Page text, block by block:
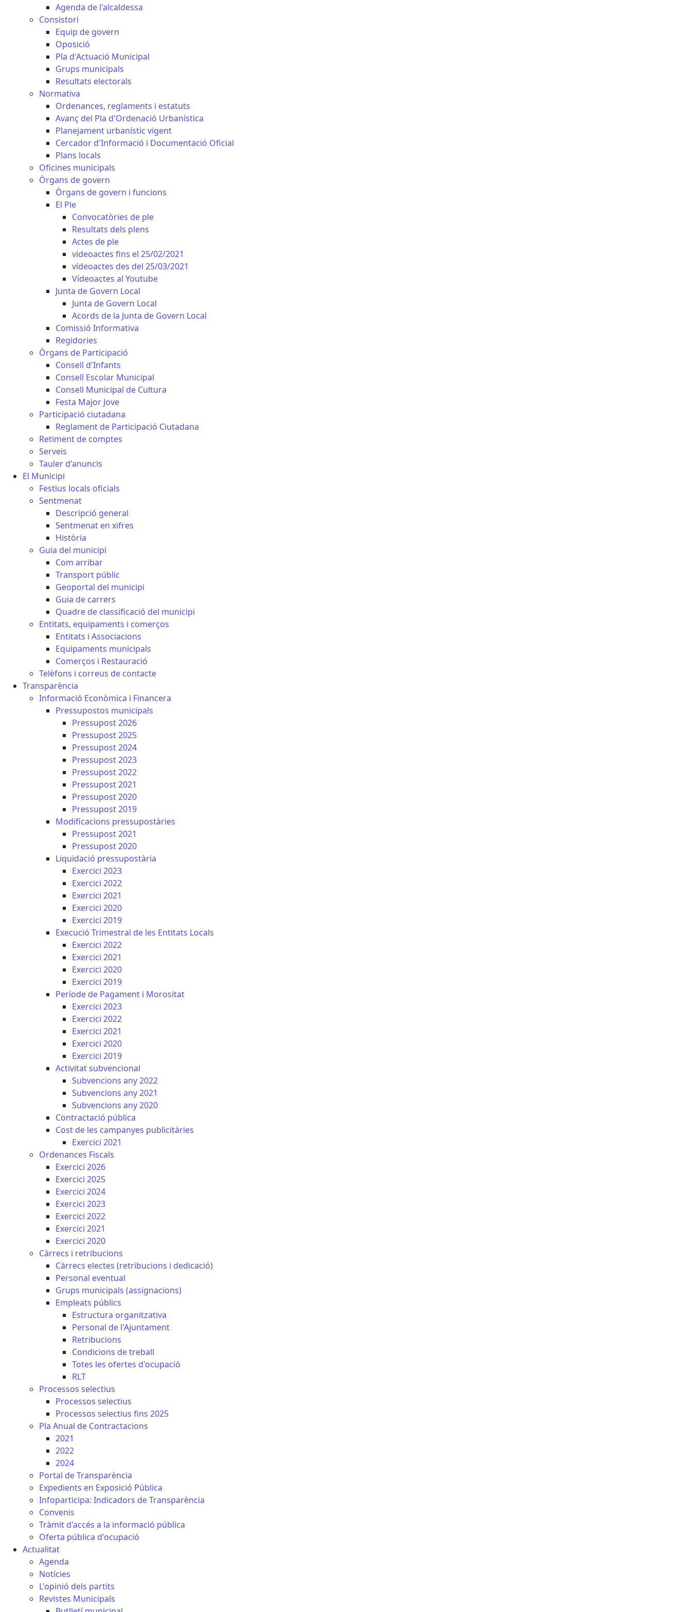
Agenda de l'alcaldessa
Consistori
Equip de govern
Oposició
Pla d'Actuació Municipal
Grups municipals
Resultats electorals
Normativa
Ordenances, reglaments i estatuts
Avanç del Pla d'Ordenació Urbanística
Planejament urbanístic vigent
Cercador d'Informació i Documentació Oficial
Plans locals
Oficines municipals
Òrgans de govern
Òrgans de govern i funcions
El Ple
Convocatòries de ple
Resultats dels plens
Actes de ple
videoactes fins el 25/02/2021
vídeoactes des del 25/03/2021
Vídeoactes al Youtube
Junta de Govern Local
Junta de Govern Local
Acords de la Junta de Govern Local
Comissió Informativa
Regidories
Òrgans de Participació
Consell d'Infants
Consell Escolar Municipal
Consell Municipal de Cultura
Festa Major Jove
Participació ciutadana
Reglament de Participació Ciutadana
Retiment de comptes
Serveis
Tauler d'anuncis
El Municipi
Festius locals oficials
Sentmenat
Descripció general
Sentmenat en xifres
Història
Guia del municipi
Com arribar
Transport públic
Geoportal del municipi
Guia de carrers
Quadre de classificació del municipi
Entitats, equipaments i comerços
Entitats i Associacions
Equipaments municipals
Comerços i Restauració
Telèfons i correus de contacte
Transparència
Informació Econòmica i Financera
Pressupostos municipals
Pressupost 2026
Pressupost 2025
Pressupost 2024
Pressupost 2023
Pressupost 2022
Pressupost 2021
Pressupost 2020
Pressupost 2019
Modificacions pressupostàries
Pressupost 2021
Pressupost 2020
Liquidació pressupostària
Exercici 2023
Exercici 2022
Exercici 2021
Exercici 2020
Exercici 2019
Execució Trimestral de les Entitats Locals
Exercici 2022
Exercici 2021
Exercici 2020
Exercici 2019
Període de Pagament i Morositat
Exercici 2023
Exercici 2022
Exercici 2021
Exercici 2020
Exercici 2019
Activitat subvencional
Subvencions any 2022
Subvencions any 2021
Subvencions any 2020
Contractació pública
Cost de les campanyes publicitàries
Exercici 2021
Ordenances Fiscals
Exercici 2026
Exercici 2025
Exercici 2024
Exercici 2023
Exercici 2022
Exercici 2021
Exercici 2020
Càrrecs i retribucions
Càrrecs electes (retribucions i dedicació)
Personal eventual
Grups municipals (assignacions)
Empleats públics
Estructura organitzativa
Personal de l'Ajuntament
Retribucions
Condicions de treball
Totes les ofertes d'ocupació
RLT
Processos selectius
Processos selectius
Processos selectius fins 2025
Pla Anual de Contractacions
2021
2022
2024
Portal de Transparència
Expedients en Exposició Pública
Infoparticipa: Indicadors de Transparència
Convenis
Tràmit d'accés a la informació pública
Oferta pública d'ocupació
Actualitat
Agenda
Notícies
L'opinió dels partits
Revistes Municipals